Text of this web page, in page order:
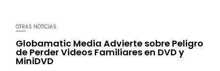
OTRAS NOTICIAS
Globamatic Media Advierte sobre Peligro
de Perder Videos Familiares en DVD y
MiniDVD